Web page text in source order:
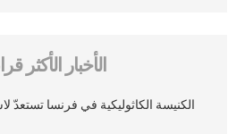
الأخبار الأكثر
الكنيسة الكاثوليكية في فرنسا تستعدّ